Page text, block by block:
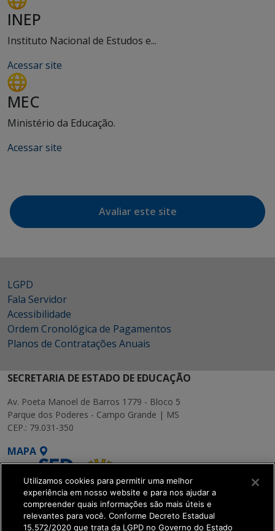
INEP
Instituto Nacional de Estudos e...
Acessar site
MEC
Ministério da Educação.
Acessar site
Avaliar este site
LGPD
Fala Servidor
Acessibilidade
Ordem Cronológica de Pagamentos
Planos de Contratações Anuais
SECRETARIA DE ESTADO DE EDUCAÇÃO
Av. Poeta Manoel de Barros 1779 - Bloco 5
Parque dos Poderes - Campo Grande | MS
CEP.: 79.031-350
MAPA
Utilizamos cookies para permitir uma melhor
experiência em nosso website e para nos ajudar a
compreender quais informações são mais úteis e
relevantes para você. Conforme Decreto Estadual
15.572/2020 que trata da LGPD no Governo do Estado